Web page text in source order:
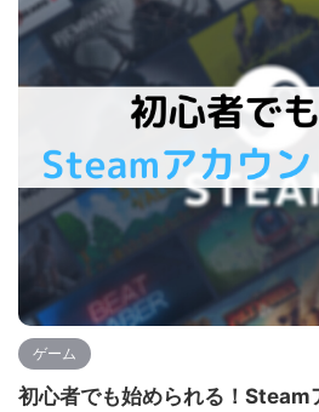
ゲーム
初心者でも始められる！Steam